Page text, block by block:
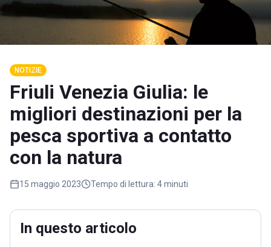
NOTIZIE
Friuli Venezia Giulia: le
migliori destinazioni per la
pesca sportiva a contatto
con la natura
15 maggio 2023 Tempo di lettura: 4 minuti
In questo articolo